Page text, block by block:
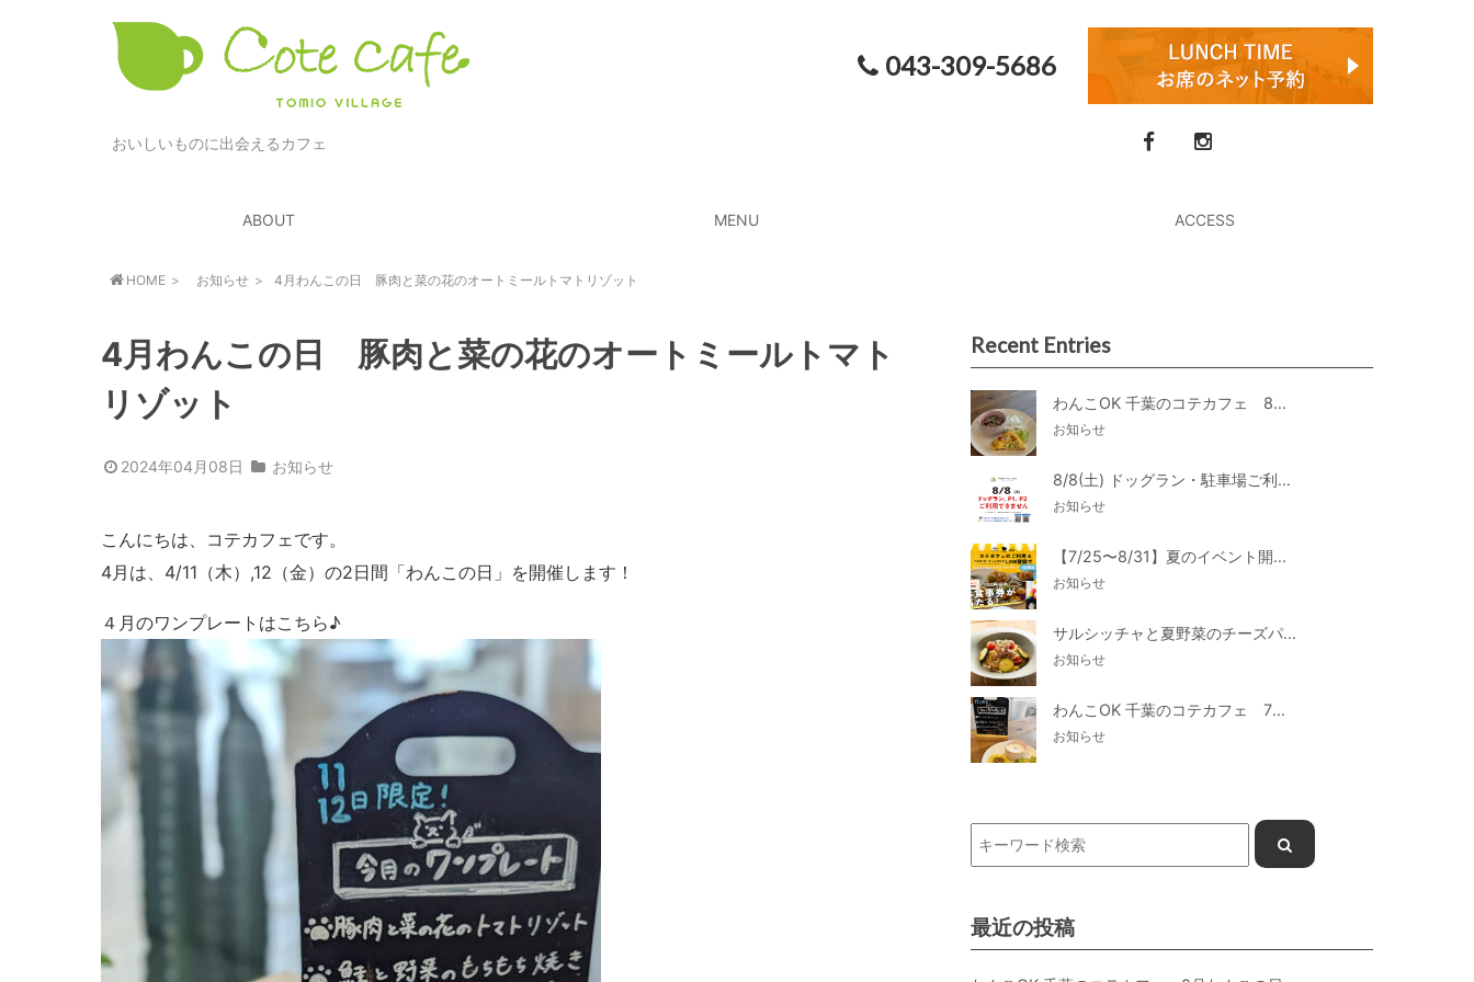
043-309-5686
おいしいものに出会えるカフェ
ABOUT MENU ACCESS
HOME お知らせ 4月わんこの日 豚肉と菜の花のオートミールトマトリゾット
4月わんこの日 豚肉と菜の花のオートミールトマト
リゾット
2024年04月08日 お知らせ
こんにちは、コテカフェです。
4月は、4/11（木）,12（金）の2日間「わんこの日」を開催します！
４月のワンプレートはこちら♪
Recent Entries
わんこOK 千葉のコテカフェ 8月わんこの日 オートミールdeローストビーフライス
お知らせ
8/8(土) ドッグラン・駐車場ご利用のお知らせ
お知らせ
【7/25〜8/31】夏のイベント開催
お知らせ
サルシッチャと夏野菜のチーズパスタ期間限定新メニュー登場！
お知らせ
わんこOK 千葉のコテカフェ 7月わんこの日 白身魚とカラフルやさいのオムレツ
お知らせ
最近の投稿